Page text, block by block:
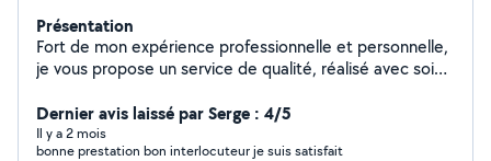
Présentation
Fort de mon expérience professionnelle et personnelle,
je vous propose un service de qualité, réalisé avec soin
prête une attention particulière aux détails pour garantir
un résultat à la hauteur de vos attentes.
Dernier avis laissé par Serge : 4/5
Il y a 2 mois
bonne prestation bon interlocuteur je suis satisfait